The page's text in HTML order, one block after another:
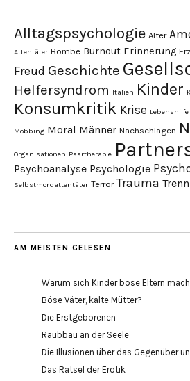
Alltagspsychologie Alter
Attentäter Bombe Burnout Erinnerung
Freud Geschichte
Helfersyndrom Italien Kinder
Konsumkritik Krise Lebenshilfe
Mobbing Moral Männer Nachschlagen
Organisationen Paartherapie
Psychoanalyse Psychologie
Selbstmordattentäter Terror Trauma
AM MEISTEN GELESEN
Warum sich Kinder böse Eltern
Böse Väter, kalte Mütter?
Die Erstgeborenen
Raubbau an der Seele
Die Illusionen über das Gegenüber
Das Rätsel der Erotik